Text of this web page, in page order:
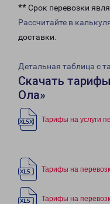
** Срок перевозки
Рассчитайте в
доставки.
Детальная таблица с
Скачать
Ола»
Тарифы на услуги
Тарифы на
Тарифы на